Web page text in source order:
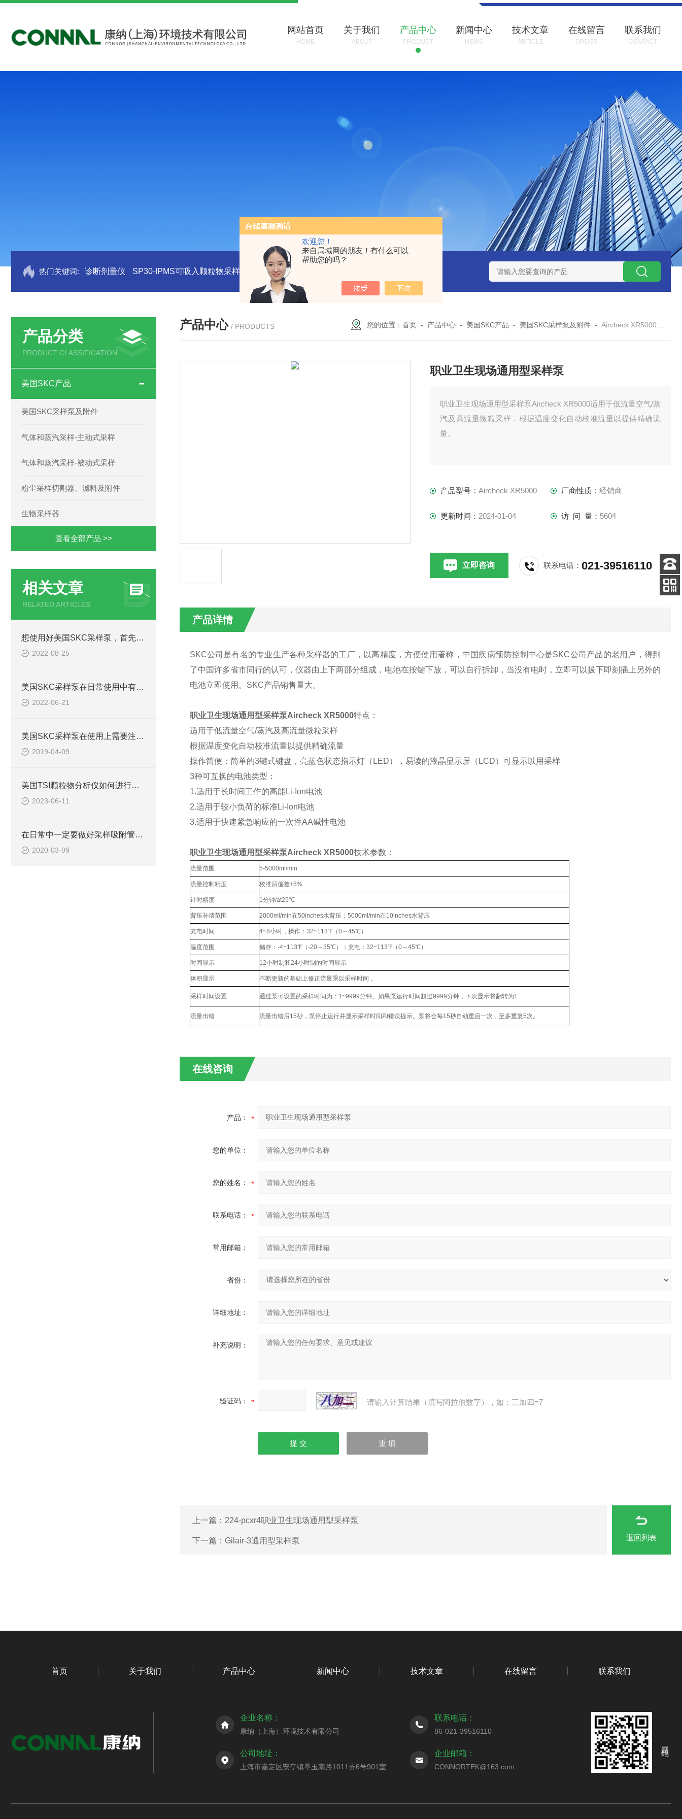
欢迎您！
来自局域网的朋友！有什么可以
帮助您的吗？
网站首页
HOME
关于我们
ABOUT
产品中心
PRODUCT
新闻中心
NEWS
技术文章
ARTICLE
在线留言
ORDER
联系我们
CONTACT
热门关键词: 诊断剂量仪 SP30-IPMS可吸入颗粒物采样器 DryCal 800美国MesaLabs 气体质量流量计 CQB300数字恒流矿用防爆个体空气采样器 CQB1500数字恒流防爆矿用
产品分类
PRODUCT CLASSIFICATION
美国SKC产品
美国SKC采样泵及附件
气体和蒸汽采样-主动式采样
气体和蒸汽采样-被动式采样
粉尘采样切割器、滤料及附件
生物采样器
查看全部产品 >>
相关文章
RELATED ARTICLES
想使用好美国SKC采样泵，首先要了解它的电机原理
2022-08-25
美国SKC采样泵在日常使用中有着3大特征
2022-06-21
美国SKC采样泵在使用上需要注意些什么事项？
2019-04-09
美国TSI颗粒物分析仪如何进行故障排除和维修？
2023-06-11
在日常中一定要做好采样吸附管的维护保养工作
2020-03-09
产品中心 / PRODUCTS 您的位置：首页 - 产品中心 - 美国SKC产品 - 美国SKC采样泵及附件 -Aircheck XR5000职业卫生现场通用型采样泵
职业卫生现场通用型采样泵
职业卫生现场通用型采样泵Aircheck XR5000适用于低流量空气/蒸
汽及高流量微粒采样，根据温度变化自动校准流量以提供精确流
量。
产品型号：Aircheck XR5000 厂商性质： 经销商
更新时间： 2024-01-04 访 问 量： 5604
立即咨询 联系电话：021-39516110
产品详情
SKC公司是有名的专业生产各种采样器的工厂，以高精度，方便使用著称，中国疾病预防控制中心是SKC公司产品的老用户，得到
了中国许多省市同行的认可，仪器由上下两部分组成，电池在按键下放，可以自行拆卸，当没有电时，立即可以拔下即刻插上另外的
电池立即使用。SKC产品销售量大。
职业卫生现场通用型采样泵Aircheck XR5000特点：
适用于低流量空气/蒸汽及高流量微粒采样
根据温度变化自动校准流量以提供精确流量
操作简便：简单的3键式键盘，亮蓝色状态指示灯（LED），易读的液晶显示屏（LCD）可显示以用采样
3种可互换的电池类型：
1.适用于长时间工作的高能Li-Ion电池
2.适用于较小负荷的标准Li-Ion电池
3.适用于快速紧急响应的一次性AA碱性电池
职业卫生现场通用型采样泵Aircheck XR5000技术参数：
流量范围 5-5000ml/min
流量控制精度 校准后偏差±5%
计时精度 1分钟/at25℃
背压补偿范围 2000ml/min在50inches水背压；5000ml/min在10inches水背压
充电时间 4~8小时，操作：32~113℉（0～45℃）
温度范围 储存：-4~113℉（-20～35℃）；充电：32~113℉（0～45℃）
时间显示 12小时制和24小时制的时间显示
体积显示 不断更新的基础上修正流量乘以采样时间，
采样时间设置 通过泵可设置的采样时间为：1~9999分钟。如果泵运行时间超过9999分钟，下次显示将翻转为1
流量出错 流量出错后15秒，泵停止运行并显示采样时间和错误提示。泵将会每15秒自动重启一次，至多重复5次。
在线咨询
产品：
您的单位：
您的姓名：
联系电话：
常用邮箱：
省份：
详细地址：
补充说明：
验证码： 请输入计算结果（填写阿拉伯数字），如：三加四=7
上一篇： 224-pcxr4职业卫生现场通用型采样泵
下一篇： Gilair-3通用型采样泵 返回列表
首页 关于我们 产品中心 新闻中心 技术文章 在线留言 联系我们
企业名称：
康纳（上海）环境技术有限公司
联系电话：
86-021-39516110
公司地址：
上海市嘉定区安亭镇墨玉南路1011弄6号901室
企业邮箱：
CONNORTEK@163.com
客服
电话